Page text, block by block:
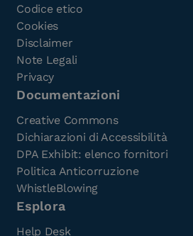
Codice etico
Cookies
Disclaimer
Note Legali
Privacy
Documentazioni
Creative Commons
Dichiarazioni di Accessibilità
DPA Exhibit: elenco fornitori
Politica Anticorruzione
WhistleBlowing
Esplora
Help Desk